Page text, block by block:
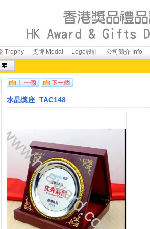
Trophy 獎牌 Medal Logo設計 公司簡介 Info
水晶獎座_TAC148